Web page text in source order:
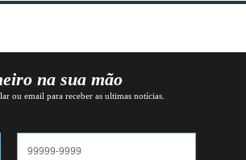
na sua mão
ou email para receber as ultimas notícias.